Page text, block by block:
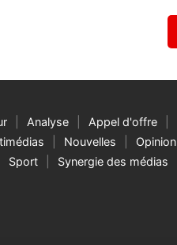
Analyse Appel d'offre
Nouvelles Opinion
Sport Synergie des médias